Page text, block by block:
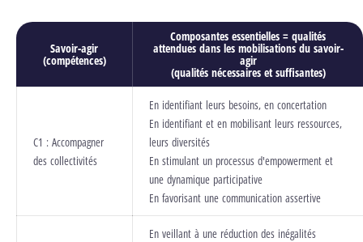
Savoir-agir
(compétences)
Composantes essentielles = qualités
attendues dans les mobilisations du savoir-
agir
(qualités nécessaires et suffisantes)
C1 : Accompagner
des collectivités
En identifiant leurs besoins, en concertation
En identifiant et en mobilisant leurs ressources,
leurs diversités
En stimulant un processus d'empowerment et
une dynamique participative
En favorisant une communication assertive
En veillant à une réduction des inégalités